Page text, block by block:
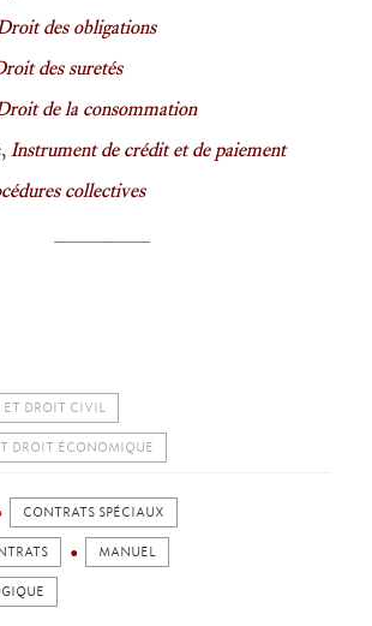
des obligations
des suretés
de la consommation
Instrument de crédit et de paiement
collectives
DROIT CIVIL
DROIT ÉCONOMIQUE
CONTRATS SPÉCIAUX
MANUEL